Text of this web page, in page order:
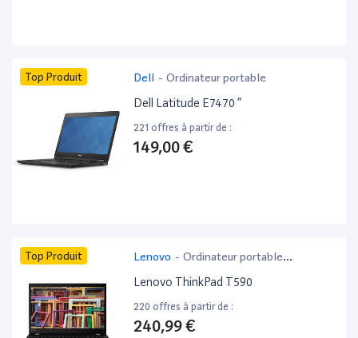
Top Produit Dell - Ordinateur portable
Dell Latitude E7470 ”
221 offres à partir de :
149,00 €
Top Produit Lenovo - Ordinateur portable
bureautique
Lenovo ThinkPad T590
220 offres à partir de :
240,99 €